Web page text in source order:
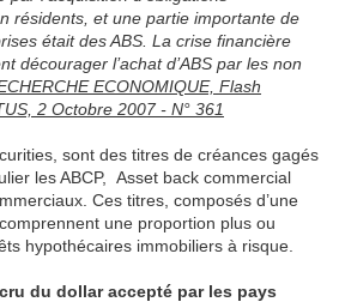
résidents, et une partie importante de
était des ABS. La crise financière
décourager l’achat d’ABS par les non
ECONOMIQUE, Flash
2 Octobre 2007 - N° 361
sont des titres de créances gagés
les ABCP, Asset back commercial
Ces titres, composés d’une
une proportion plus ou
hypothécaires immobiliers à risque.
du dollar accepté par les pays